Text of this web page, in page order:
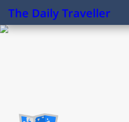
The Daily Traveller